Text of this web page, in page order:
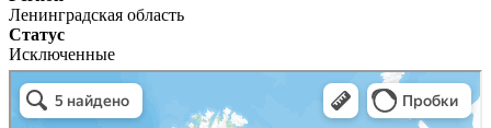
Ленинградская область
Статус
Исключенные